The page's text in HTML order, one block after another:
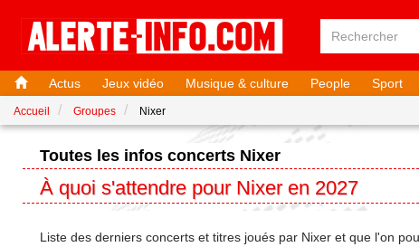
Actus Jeux vidéo Musique & culture People Sport
Accueil Groupes Nixer
Toutes les infos concerts Nixer
À quoi s'attendre pour Nixer en 2027
Liste des derniers concerts et titres joués par Nixer et que l'on